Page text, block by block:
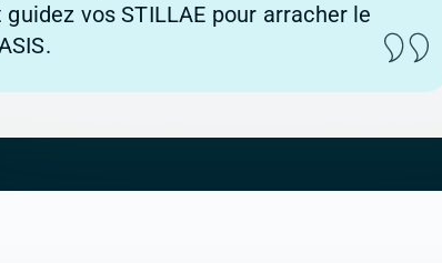
vos STILLAE pour arracher le